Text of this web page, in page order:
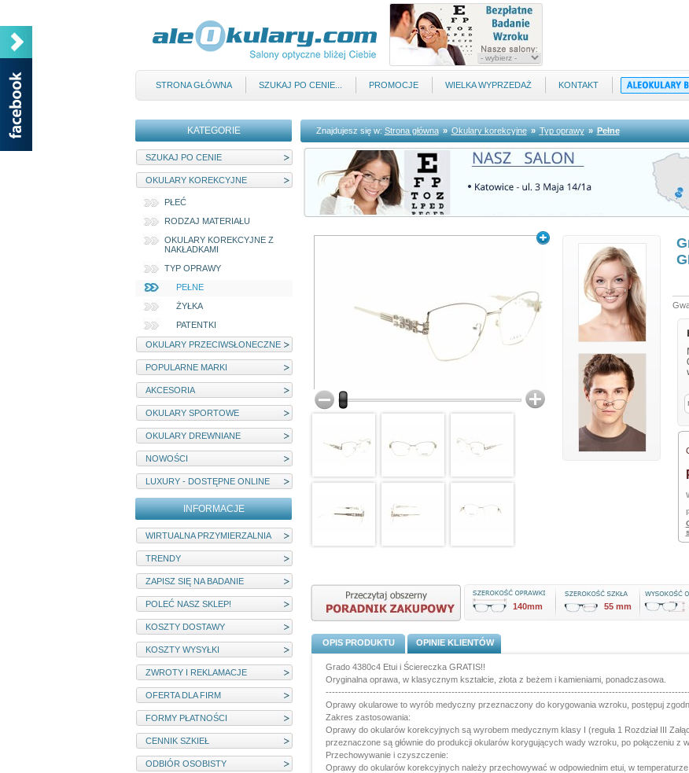
STRONA GŁÓWNA SZUKAJ PO CENIE... PROMOCJE WIELKA WYPRZEDAŻ KONTAKT
KATEGORIE
SZUKAJ PO CENIE
OKULARY KOREKCYJNE
PŁEĆ
RODZAJ MATERIAŁU
OKULARY KOREKCYJNE Z
NAKŁADKAMI
TYP OPRAWY
PEŁNE
ŻYŁKA
PATENTKI
OKULARY PRZECIWSŁONECZNE
POPULARNE MARKI
AKCESORIA
OKULARY SPORTOWE
OKULARY DREWNIANE
NOWOŚCI
LUXURY - DOSTĘPNE ONLINE
INFORMACJE
WIRTUALNA PRZYMIERZALNIA
TRENDY
ZAPISZ SIĘ NA BADANIE
POLEĆ NASZ SKLEP!
KOSZTY DOSTAWY
KOSZTY WYSYŁKI
ZWROTY I REKLAMACJE
OFERTA DLA FIRM
FORMY PŁATNOŚCI
CENNIK SZKIEŁ
ODBIÓR OSOBISTY
Znajdujesz się w:Strona główna » Okulary korekcyjne » Typ oprawy » Pełne
140mm 55 mm
OPIS PRODUKTU OPINIE KLIENTÓW
Grado 4380c4 Etui i Ściereczka GRATIS!!
Oryginalna oprawa, w klasycznym kształcie, złota z beżem i kamieniami, ponadczasowa.
Oprawy okularowe to wyrób medyczny przeznaczony do korygowania wzroku, postępuj
Zakres zastosowania:
Oprawy do okularów korekcyjnych są wyrobem medycznym klasy I (reguła 1 Rozdział III
przeznaczone są głównie do produkcji okularów korygujących wady wzroku, po połączeniu z
Przechowywanie i czyszczenie:
Oprawy do okularów korekcyjnych należy przechowywać w odpowiednim etui, w